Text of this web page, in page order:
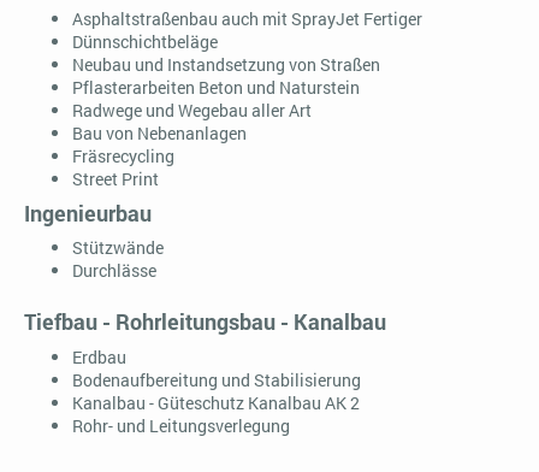
Asphaltstraßenbau auch mit SprayJet Fertiger
Dünnschichtbeläge
Neubau und Instandsetzung von Straßen
Pflasterarbeiten Beton und Naturstein
Radwege und Wegebau aller Art
Bau von Nebenanlagen
Fräsrecycling
Street Print
Ingenieurbau
Stützwände
Durchlässe
Tiefbau - Rohrleitungsbau - Kanalbau
Erdbau
Bodenaufbereitung und Stabilisierung
Kanalbau - Güteschutz Kanalbau AK 2
Rohr- und Leitungsverlegung